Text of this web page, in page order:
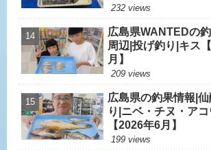
232 views
広島県WANTEDの
周辺|投げ釣り|キス
月】
209 views
広島県の釣果情報|
り|ニベ・チヌ・ア
【2026年6月】
199 views